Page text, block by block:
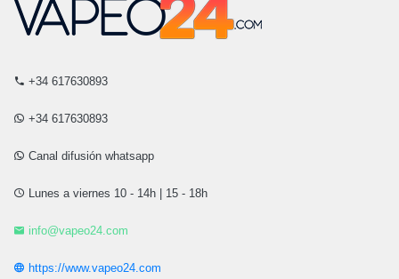
+34 617630893
+34 617630893
Canal difusión whatsapp
Lunes a viernes 10 - 14h | 15 - 18h
info@vapeo24.com
https://www.vapeo24.com